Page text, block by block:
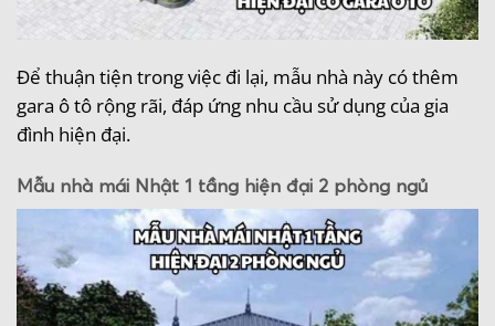
Để thuận tiện trong việc đi lại, mẫu nhà này có thêm
gara ô tô rộng rãi, đáp ứng nhu cầu sử dụng của gia
đình hiện đại.
Mẫu nhà mái Nhật 1 tầng hiện đại 2 phòng ngủ